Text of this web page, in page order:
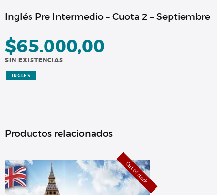
Inglés Pre Intermedio – Cuota 2 – Septiembre
$65.000,00
SIN EXISTENCIAS
INGLES
Productos relacionados
Out of stock